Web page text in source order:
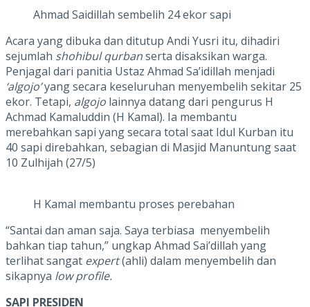
Ahmad Saidillah sembelih 24 ekor sapi
Acara yang dibuka dan ditutup Andi Yusri itu, dihadiri
sejumlah shohibul qurbanserta disaksikan warga.
Penjagal dari panitia Ustaz Ahmad Sa’idillah menjadi
‘algojo’yang secara keseluruhan menyembelih sekitar 25
ekor. Tetapi, algojo lainnya datang dari pengurus H
Achmad Kamaluddin (H Kamal). Ia membantu
merebahkan sapi yang secara total saat Idul Kurban itu
40 sapi direbahkan, sebagian di Masjid Manuntung saat
10 Zulhijah (27/5)
H Kamal membantu proses perebahan
“Santai dan aman saja. Saya terbiasa menyembelih
bahkan tiap tahun,” ungkap Ahmad Sai’dillah yang
terlihat sangat expert(ahli) dalam menyembelih dan
sikapnya low profile.
SAPI PRESIDEN